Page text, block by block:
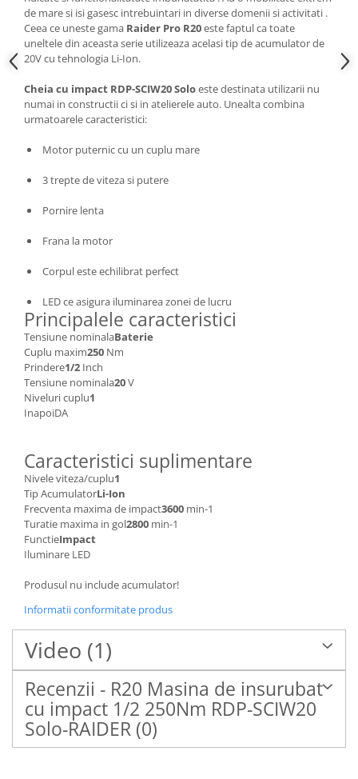
de mare si isi gasesc intrebuintari in diverse domenii si activitati .
Ceea ce uneste gama Raider Pro R20este faptul ca toate
uneltele din aceasta serie utilizeaza acelasi tip de acumulator de
20V cu tehnologia Li-Ion.
Cheia cu impact RDP-SCIW20 Soloeste destinata utilizarii nu
numai in constructii ci si in atelierele auto. Unealta combina
urmatoarele caracteristici:
Motor puternic cu un cuplu mare
3 trepte de viteza si putere
Pornire lenta
Frana la motor
Corpul este echilibrat perfect
LED ce asigura iluminarea zonei de lucru
Principalele caracteristici
Tensiune nominalaBaterie
Cuplu maxim250 Nm
Prindere1/2 Inch
Tensiune nominala20V
Niveluri cuplu1
InapoiDA
Caracteristici suplimentare
Nivele viteza/cuplu1
Tip AcumulatorLi-Ion
Frecventa maxima de impact3600 min-1
Turatie maxima in gol2800 min-1
FunctieImpact
Iluminare LED
Produsul nu include acumulator!
Informatii conformitate produs
Video (1)
Recenzii - R20 Masina de insurubat
cu impact 1/2 250Nm RDP-SCIW20
Solo-RAIDER (0)